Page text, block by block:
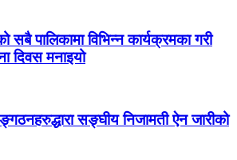
सबै पालिकामा विभिन्न कार्यक्रमका गरी
दिवस मनाइयो
सङ्घीय निजामती ऐन जारीको